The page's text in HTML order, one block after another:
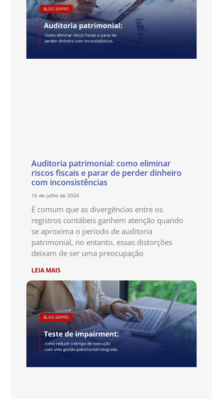
Auditoria patrimonial: como eliminar
riscos fiscais e parar de perder dinheiro
com inconsistências
16 de julho de 2026
É comum que as divergências entre os
registros contábeis ganhem atenção quando
se aproxima o período de auditoria
patrimonial, no entanto, essas distorções
deixam de ser uma preocupação
LEIA MAIS